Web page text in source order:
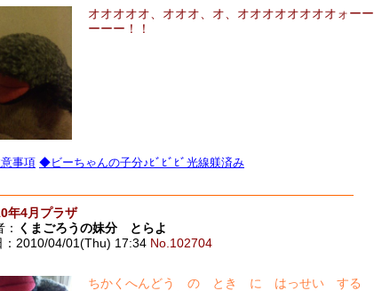
オオオオオ、オオオ、オ、オオオオオオオオォーー
ーーー！！
事項 ◆ビーちゃんの子分♪ﾋﾞﾋﾞﾋﾞ光線躾済み
年4月プラザ
くまごろうの妹分 とらよ
2010/04/01(Thu) 17:34 No.102704
ちかくへんどう の とき に はっせい する